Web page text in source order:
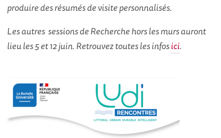
produire des résumés de visite personnalisés.
Les autres sessions de Recherche hors les murs auront
lieu les 5 et 12 juin. Retrouvez toutes les infosici.